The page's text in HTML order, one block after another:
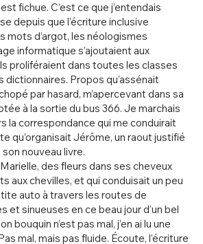
fichue. C’est ce que j’entendais
depuis que l’écriture inclusive
mots d’argot, les néologismes
informatique s’ajoutaient aux
proliféraient dans toutes les classes
dictionnaires. Propos qu’assénait
par hasard, m’apercevant dans sa
à la sortie du bus 366. Je marchais
la correspondance qui me conduirait
qu’organisait Jérôme, un raout justifié
nouveau livre.
des fleurs dans ses cheveux
aux chevilles, et qui conduisait un peu
auto à travers les routes de
et sinueuses en ce beau jour d’un bel
bouquin n’est pas mal, j’en ai lu une
mal, mais pas fluide. Écoute, l’écriture